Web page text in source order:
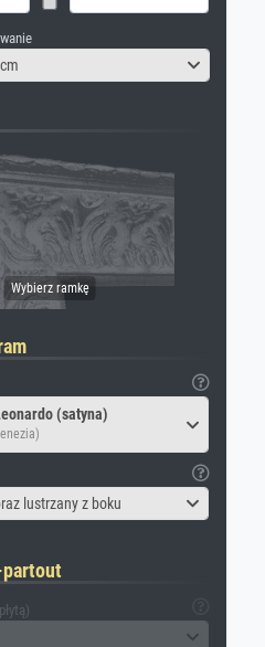
(satyna)
lustrzany z boku
partout